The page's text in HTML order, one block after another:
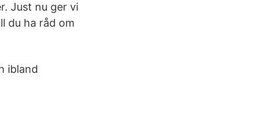
Just nu ger vi
du ha råd om
ibland